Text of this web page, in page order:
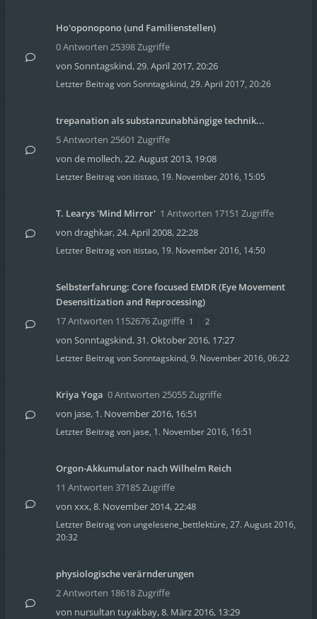
Ho'oponopono (und Familienstellen)
0 Antworten 25398 Zugriffe
von Sonntagskind,29. April 2017, 20:26
Letzter Beitrag vonSonntagskind, 29. April 2017, 20:26
trepanation als substanzunabhängige technik...
5 Antworten 25601 Zugriffe
von de mollech,22. August 2013, 19:08
Letzter Beitrag von itistao, 19. November 2016, 15:05
T. Learys 'Mind Mirror' 1 Antworten 17151 Zugriffe
von draghkar,24. April 2008, 22:28
Letzter Beitrag von itistao, 19. November 2016, 14:50
Selbsterfahrung: Core focused EMDR (Eye Movement
Desensitization and Reprocessing)
17 Antworten 1152676 Zugriffe 1 2
von Sonntagskind,31. Oktober 2016, 17:27
Letzter Beitrag vonSonntagskind, 9. November 2016, 06:22
Kriya Yoga 0 Antworten 25055 Zugriffe
von jase, 1. November 2016, 16:51
Letzter Beitrag von jase, 1. November 2016, 16:51
Orgon-Akkumulator nach Wilhelm Reich
11 Antworten 37185 Zugriffe
von xxx,8. November 2014, 22:48
Letzter Beitrag von ungelesene_bettlektüre, 27. August 2016,
20:32
physiologische verärnderungen
2 Antworten 18618 Zugriffe
von nursultan tuyakbay,8. März 2016, 13:29